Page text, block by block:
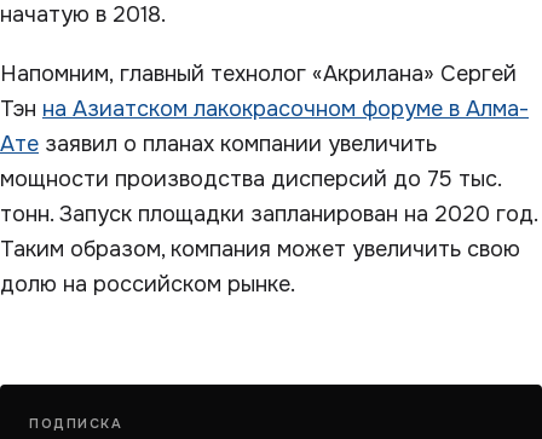
начатую в 2018.
Напомним, главный технолог «Акрилана» Сергей
Тэн на Азиатском лакокрасочном форуме в Алма-
Ате заявил о планах компании увеличить
мощности производства дисперсий до 75 тыс.
тонн. Запуск площадки запланирован на 2020 год.
Таким образом, компания может увеличить свою
долю на российском рынке.
ПОДПИСКА